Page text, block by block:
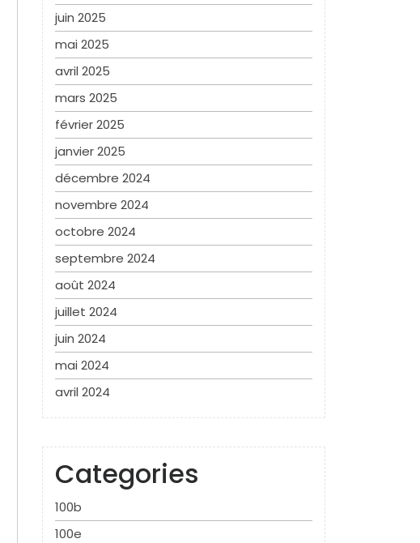
juin 2025
mai 2025
avril 2025
mars 2025
février 2025
janvier 2025
décembre 2024
novembre 2024
octobre 2024
septembre 2024
août 2024
juillet 2024
juin 2024
mai 2024
avril 2024
Categories
100b
100e